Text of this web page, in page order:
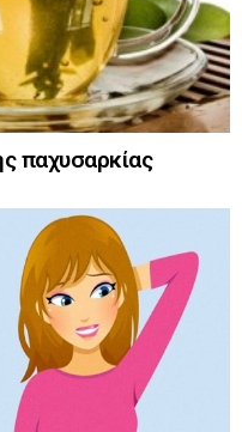
παχυσαρκίας